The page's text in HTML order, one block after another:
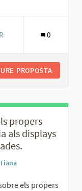
públic
0
PROPOSTA
propers
als displays
els propers